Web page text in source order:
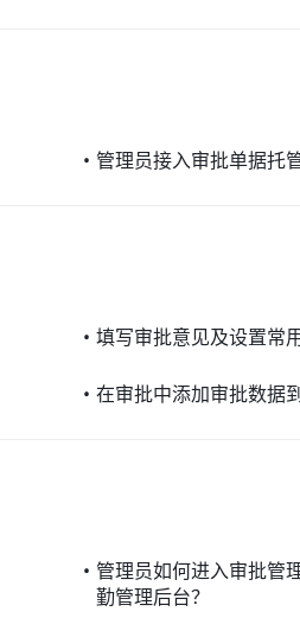
• 管理员接入审批单据托
• 填写审批意见及设置常
• 在审批中添加审批数据
• 管理员如何进入审批管
勤管理后台？